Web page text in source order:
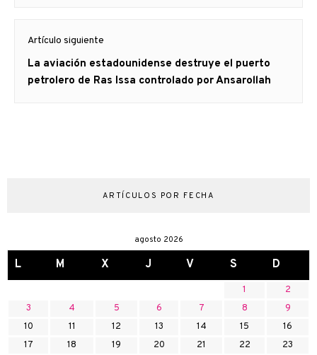
Artículo siguiente
Artículo
siguiente:
La aviación estadounidense destruye el puerto
petrolero de Ras Issa controlado por Ansarollah
ARTÍCULOS POR FECHA
agosto 2026
L M X J V S D
1
2
3
4 5 6 7 8
9
10
11 12 13 14 15
16
17
18 19 20 21 22
23